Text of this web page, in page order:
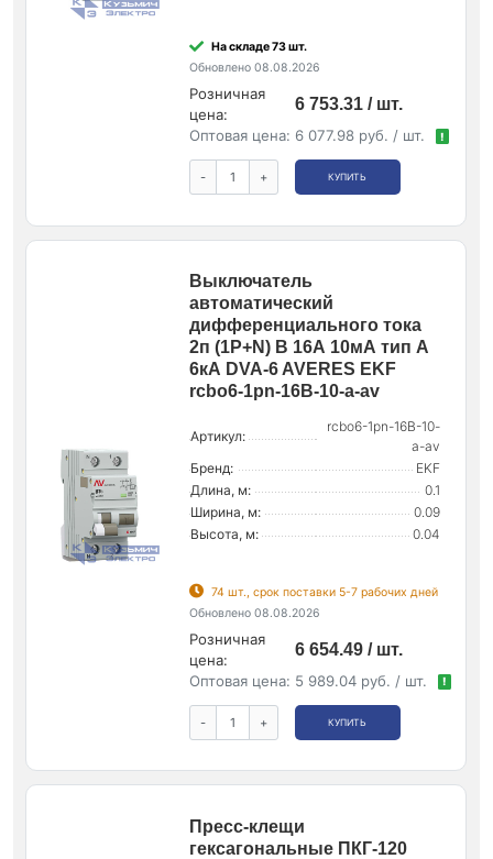
На складе 73 шт.
Обновлено 08.08.2026
Розничная
цена:
6 753.31 / шт.
Оптовая цена: 6 077.98 руб. / шт. !
- + КУПИТЬ
Выключатель
автоматический
дифференциального тока
2п (1P+N) B 16А 10мА тип A
6кА DVA-6 AVERES EKF
rcbo6-1pn-16B-10-a-av
Артикул:
rcbo6-1pn-16B-10-
a-av
Бренд:
EKF
Длина, м:
0.1
Ширина, м:
0.09
Высота, м:
0.04
74 шт., срок поставки 5-7 рабочих дней
Обновлено 08.08.2026
Розничная
цена:
6 654.49 / шт.
Оптовая цена: 5 989.04 руб. / шт. !
- + КУПИТЬ
Пресс-клещи
гексагональные ПКГ-120